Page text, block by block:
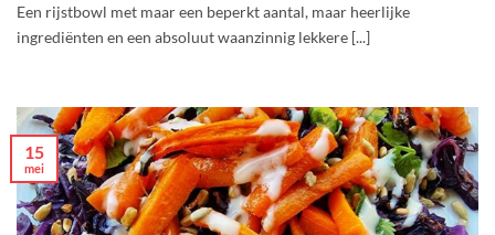
Een rijstbowl met maar een beperkt aantal, maar heerlijke
ingrediënten en een absoluut waanzinnig lekkere [...]
15
mei